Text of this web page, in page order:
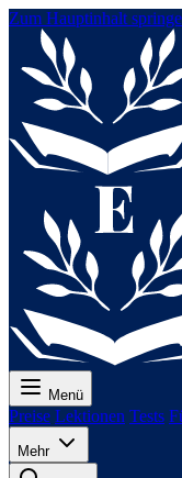
Zum Hauptinhalt
Menü
Preise Lektionen Tests
Mehr